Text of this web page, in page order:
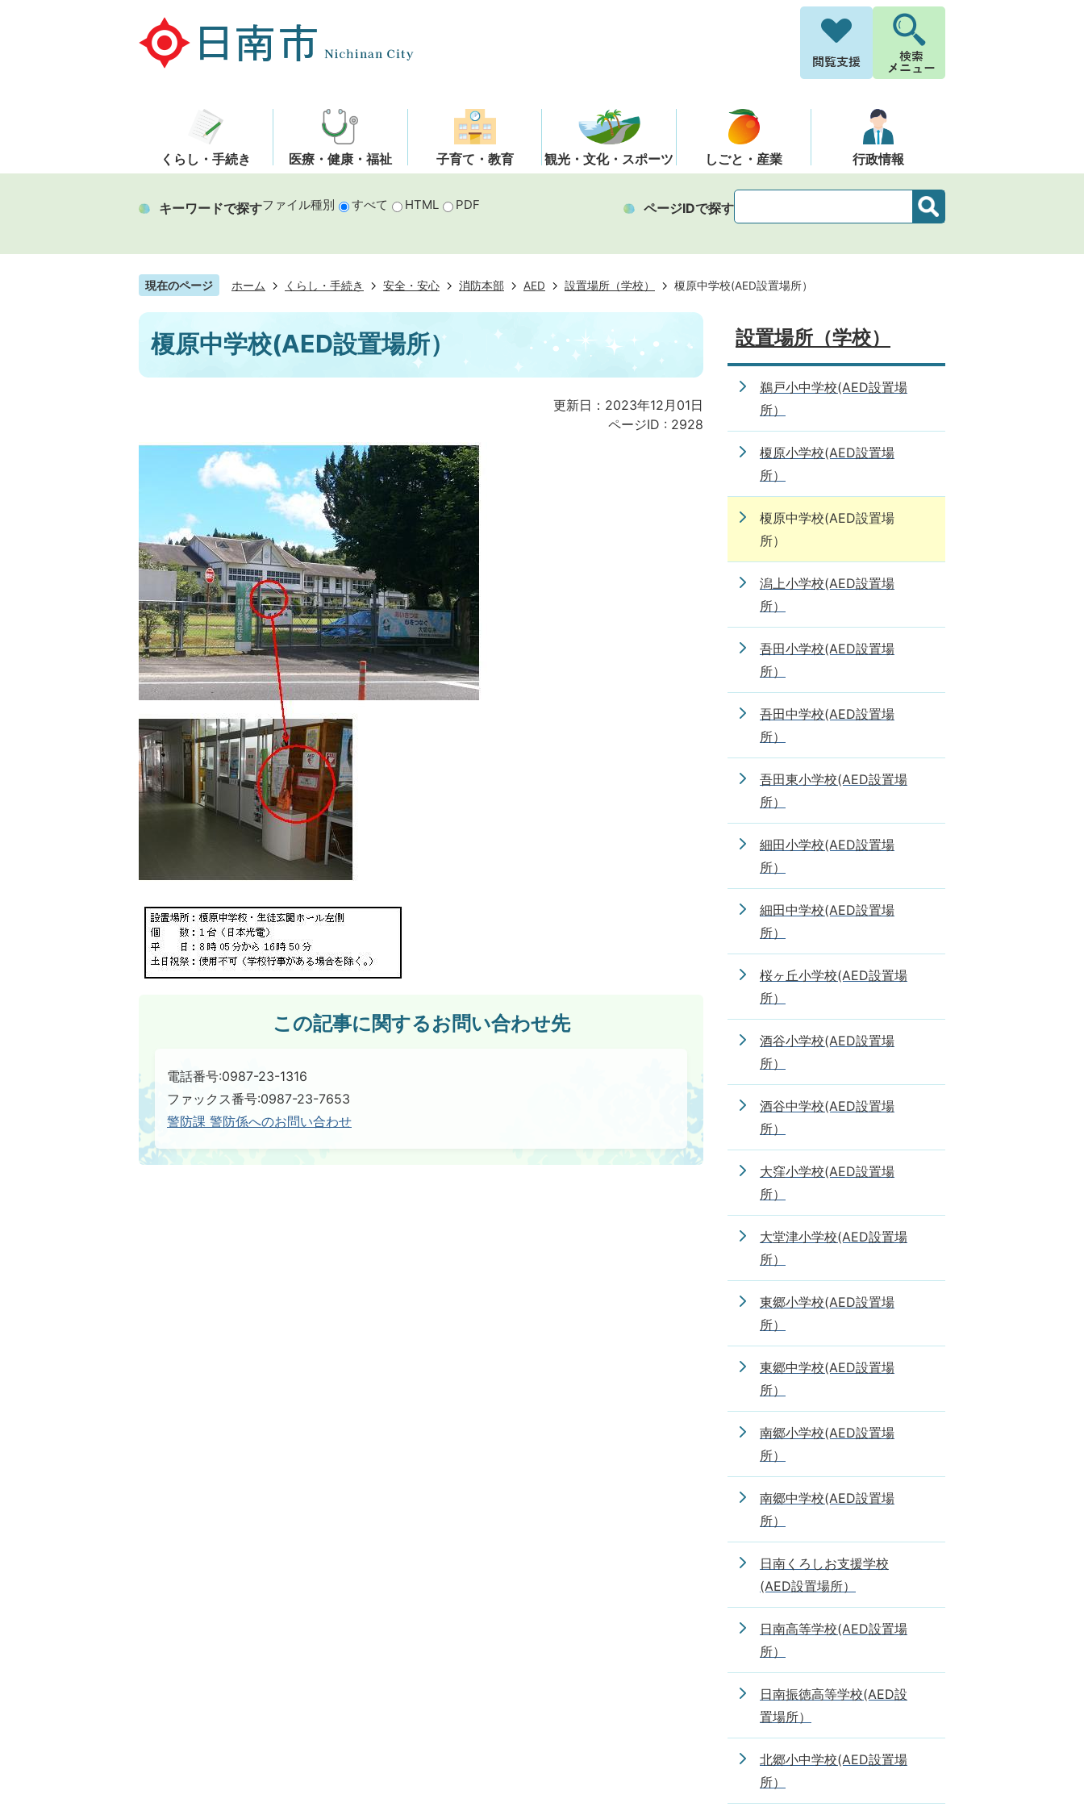
くらし・手続き 医療・健康・福祉 子育て・教育 観光・文化・スポーツ しごと・産業 行政情報
キーワードで探すファイル種別 すべて HTML PDF ページIDで探す
現在のページ ホーム くらし・手続き 安全・安心 消防本部 AED 設置場所（学校） 榎原中学校(AED設置場所）
榎原中学校(AED設置場所）
更新日：2023年12月01日
ページID : 2928
この記事に関するお問い合わせ先
電話番号:0987-23-1316
ファックス番号:0987-23-7653
警防課 警防係へのお問い合わせ
設置場所（学校）
鵜戸小中学校(AED設置場
所）
榎原小学校(AED設置場
所）
榎原中学校(AED設置場
所）
潟上小学校(AED設置場
所）
吾田小学校(AED設置場
所）
吾田中学校(AED設置場
所）
吾田東小学校(AED設置場
所）
細田小学校(AED設置場
所）
細田中学校(AED設置場
所）
桜ヶ丘小学校(AED設置場
所）
酒谷小学校(AED設置場
所）
酒谷中学校(AED設置場
所）
大窪小学校(AED設置場
所）
大堂津小学校(AED設置場
所）
東郷小学校(AED設置場
所）
東郷中学校(AED設置場
所）
南郷小学校(AED設置場
所）
南郷中学校(AED設置場
所）
日南くろしお支援学校
(AED設置場所）
日南高等学校(AED設置場
所）
日南振徳高等学校(AED設
置場所）
北郷小中学校(AED設置場
所）